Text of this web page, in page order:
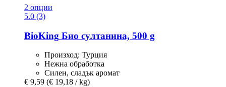
2 опции
5.0 (3)
BioKing Био султанина, 500 g
Произход: Турция
Нежна обработка
Силен, сладък аромат
€ 9,59 (€ 19,18 / kg)